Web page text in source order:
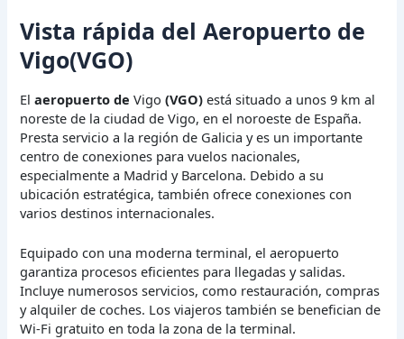
Vista rápida del Aeropuerto de
Vigo(VGO)
Elaeropuerto de Vigo(VGO) está situado a unos 9 km al
noreste de la ciudad de Vigo, en el noroeste de España.
Presta servicio a la región de Galicia y es un importante
centro de conexiones para vuelos nacionales,
especialmente a Madrid y Barcelona. Debido a su
ubicación estratégica, también ofrece conexiones con
varios destinos internacionales.
Equipado con una moderna terminal, el aeropuerto
garantiza procesos eficientes para llegadas y salidas.
Incluye numerosos servicios, como restauración, compras
y alquiler de coches. Los viajeros también se benefician de
Wi-Fi gratuito en toda la zona de la terminal.